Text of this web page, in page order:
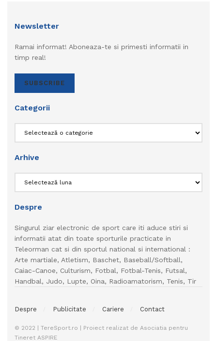
Newsletter
Ramai informat! Aboneaza-te si primesti informatii in
timp real!
SUBSCRIBE
Categorii
Arhive
Despre
Singurul ziar electronic de sport care iti aduce stiri si
informatii atat din toate sporturile practicate in
Teleorman cat si din sportul national si international :
Arte martiale, Atletism, Baschet, Baseball/Softball,
Caiac-Canoe, Culturism, Fotbal, Fotbal-Tenis, Futsal,
Handbal, Judo, Lupte, Oina, Radioamatorism, Tenis, Tir
Despre Publicitate Cariere Contact
© 2022 | TereSport.ro | Proiect realizat de Asociatia pentru
Tineret ASPIRE